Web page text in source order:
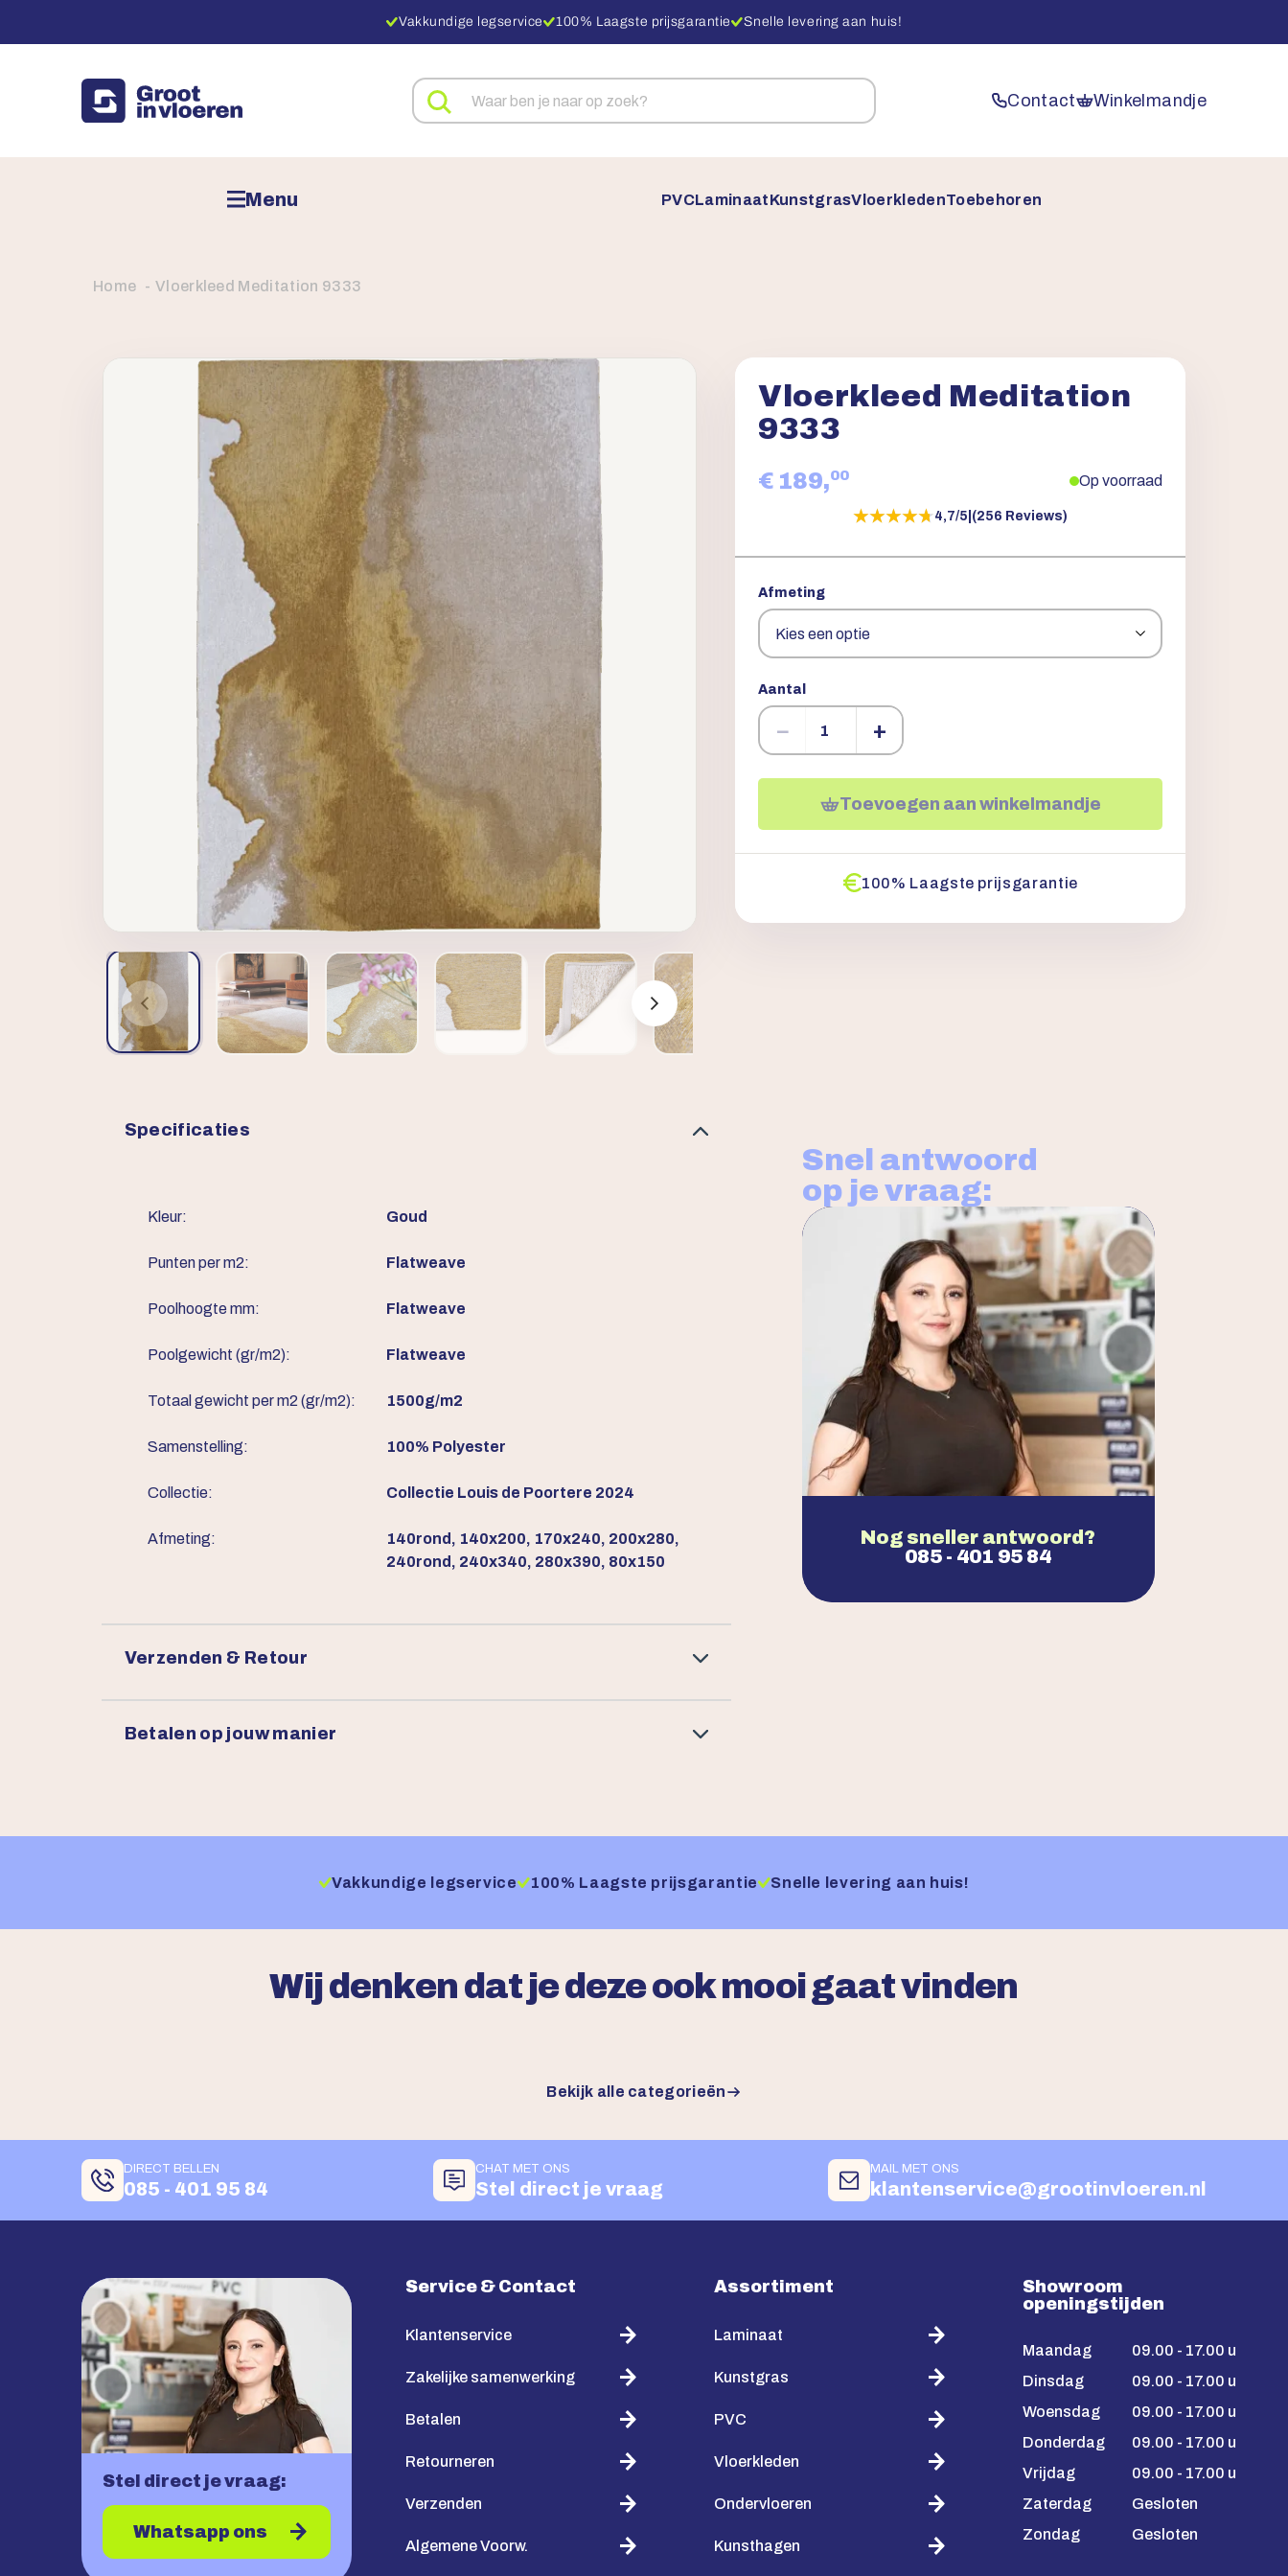
Vakkundige legservice 100% Laagste prijsgarantie Snelle levering aan huis!
Zoeken
naar
Contact Winkelmandje
Menu PVCLaminaatKunstgrasVloerkledenToebehoren
Home Vloerkleed Meditation 9333
Vloerkleed Meditation
9333
€ 189,00 Op voorraad
★★★★★
★★★★★4,7/5 (256 Reviews)
Afmeting
Aantal
− +
Toevoegen aan winkelmandje
100% Laagste prijsgarantie
Specificaties
Kleur: Goud
Punten per m2: Flatweave
Poolhoogte mm: Flatweave
Poolgewicht (gr/m2): Flatweave
Totaal gewicht per m2 (gr/m2): 1500g/m2
Samenstelling: 100% Polyester
Collectie: Collectie Louis de Poortere 2024
Afmeting:
140rond, 140x200, 170x240, 200x280,
240rond, 240x340, 280x390, 80x150
Verzenden & Retour
Betalen op jouw manier
Snel antwoord
op je vraag:
Nog sneller antwoord?
085 - 401 95 84
Vakkundige legservice 100% Laagste prijsgarantie Snelle levering aan huis!
Wij denken dat je deze ook mooi gaat vinden
Bekijk alle categorieën
DIRECT BELLEN
085 - 401 95 84
CHAT MET ONS
Stel direct je vraag
MAIL MET ONS
klantenservice@grootinvloeren.nl
Stel direct je vraag:
Whatsapp ons
Service & Contact
Klantenservice
Zakelijke samenwerking
Betalen
Retourneren
Verzenden
Algemene Voorw.
Assortiment
Laminaat
Kunstgras
PVC
Vloerkleden
Ondervloeren
Kunsthagen
Showroom
openingstijden
Maandag
09.00 - 17.00 u
Dinsdag
09.00 - 17.00 u
Woensdag
09.00 - 17.00 u
Donderdag
09.00 - 17.00 u
Vrijdag
09.00 - 17.00 u
Zaterdag
Gesloten
Zondag
Gesloten